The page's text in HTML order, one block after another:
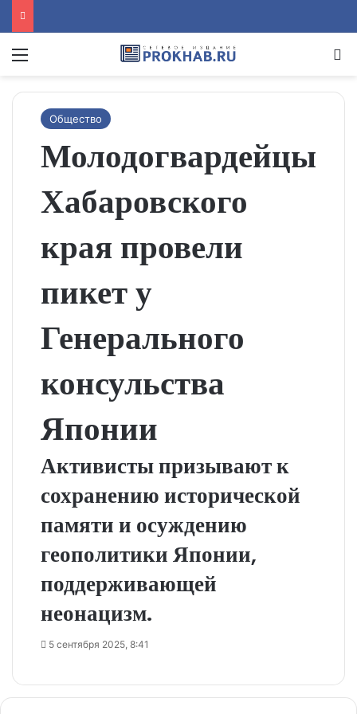
Menu
Общество
Молодогвардейцы
Хабаровского
края провели
пикет у
Генерального
консульства
Японии
Активисты призывают к
сохранению исторической
памяти и осуждению
геополитики Японии,
поддерживающей
неонацизм.
5 сентября 2025, 8:41